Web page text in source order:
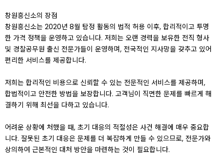
창원흥신소의 장점
창원흥신소는 2020년 8월 탐정 활동의 법적 허용 이후, 합리적이고 투명
한 가격 정책을 운영하고 있습니다. 저희는 오랜 경력을 보유한 전직 형사
및 경찰공무원 출신 전문가들이 운영하며, 전국적인 지사망을 갖추고 있어
편리한 서비스를 제공합니다.
저희는 합리적인 비용으로 신뢰할 수 있는 전문적인 서비스를 제공하며,
합법적이고 안전한 방법을 보장합니다. 고객님이 직면한 문제를 빠르게 해
결하기 위해 최선을 다하고 있습니다.
어려운 상황에 처했을 때, 초기 대응의 적절성은 사건 해결에 매우 중요합
니다. 잘못된 초기 대응은 문제를 더 복잡하게 만들 수 있으므로, 전문가와
상의하여 근본적인 대처 방안을 마련하는 것이 필요합니다.